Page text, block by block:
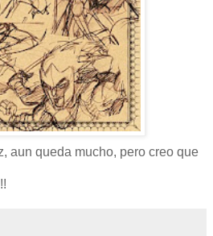
aun queda mucho, pero creo que